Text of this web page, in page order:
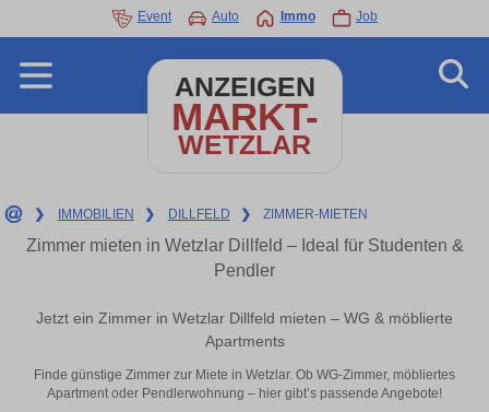
Event Auto Immo Job
ANZEIGEN
MARKT-
WETZLAR
❯ IMMOBILIEN ❯ DILLFELD ❯ ZIMMER-MIETEN
Zimmer mieten in Wetzlar Dillfeld – Ideal für Studenten &
Pendler
Jetzt ein Zimmer in Wetzlar Dillfeld mieten – WG & möblierte
Apartments
Finde günstige Zimmer zur Miete in Wetzlar. Ob WG-Zimmer, möbliertes
Apartment oder Pendlerwohnung – hier gibt’s passende Angebote!